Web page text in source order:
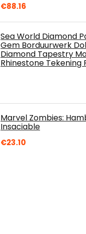
€88.16
Sea World Diamond
Gem Borduurwerk
Diamond Tapestry
Rhinestone Tekening
Marvel Zombies:
Insaciable
€23.10